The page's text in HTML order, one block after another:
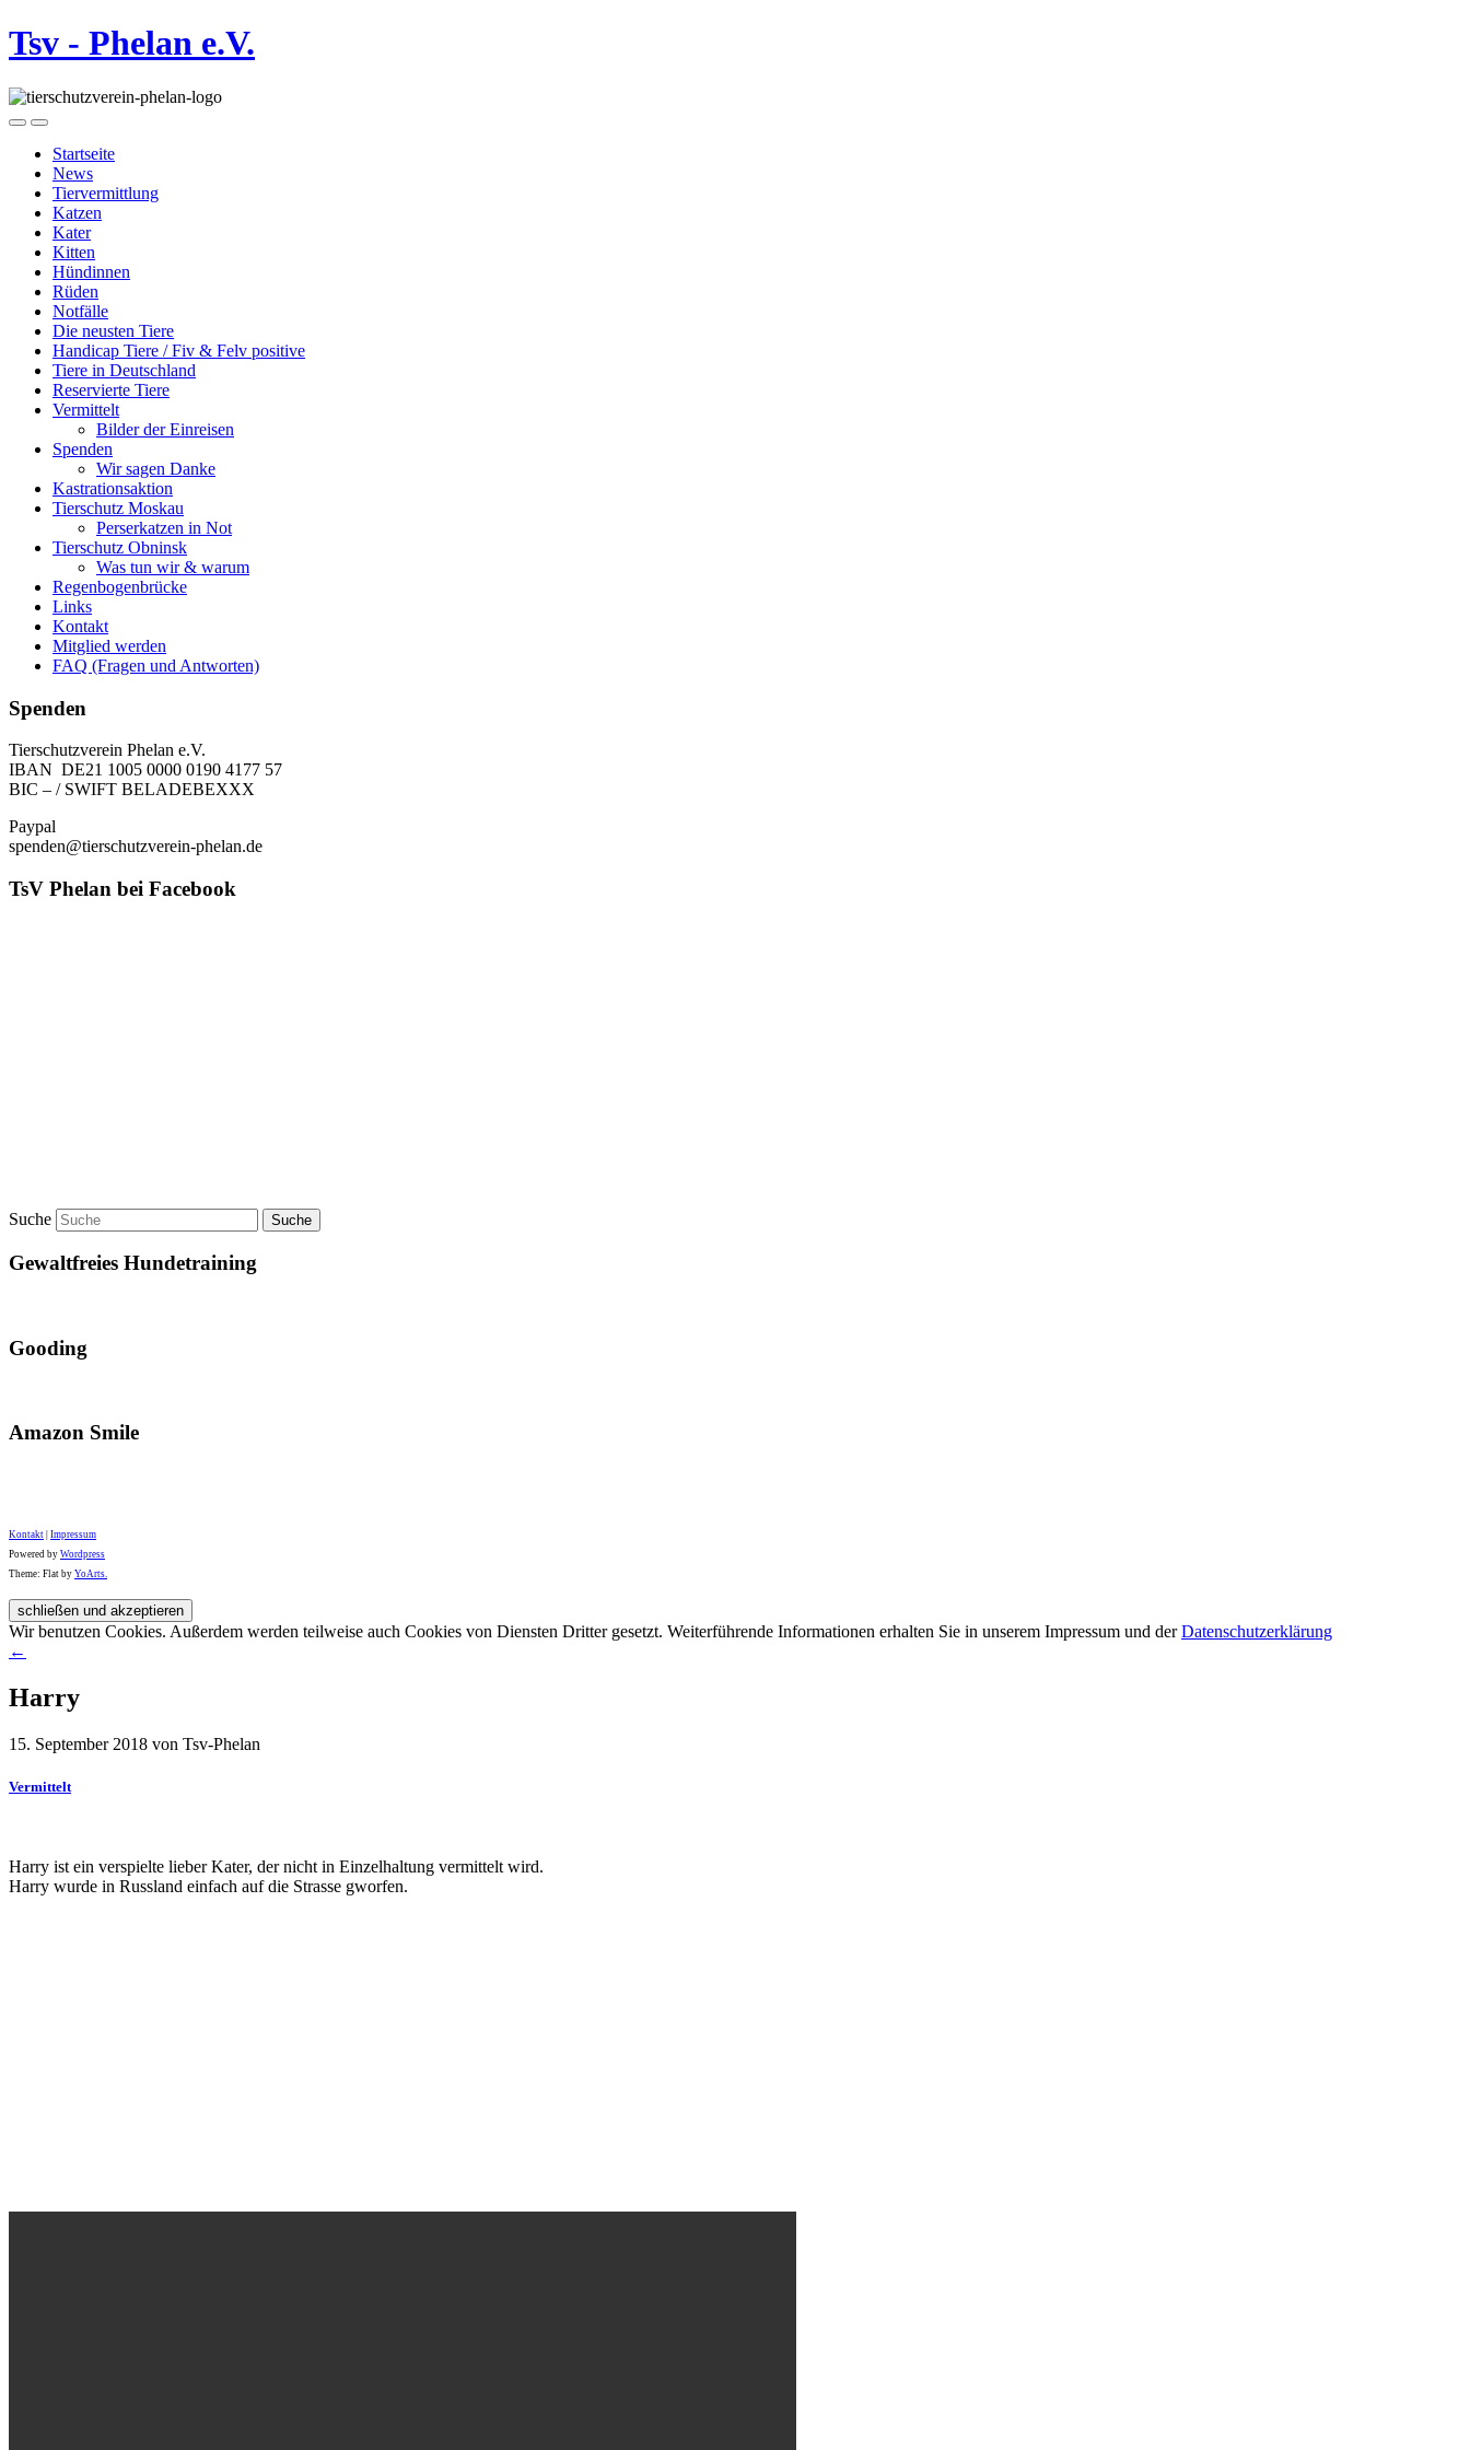
Tsv - Phelan e.V.
Startseite
News
Tiervermittlung
Katzen
Kater
Kitten
Hündinnen
Rüden
Notfälle
Die neusten Tiere
Handicap Tiere / Fiv & Felv positive
Tiere in Deutschland
Reservierte Tiere
Vermittelt
Bilder der Einreisen
Spenden
Wir sagen Danke
Kastrationsaktion
Tierschutz Moskau
Perserkatzen in Not
Tierschutz Obninsk
Was tun wir & warum
Regenbogenbrücke
Links
Kontakt
Mitglied werden
FAQ (Fragen und Antworten)
Spenden
Tierschutzverein Phelan e.V.
IBAN DE21 1005 0000 0190 4177 57
BIC – / SWIFT BELADEBEXXX
Paypal
spenden@tierschutzverein-phelan.de
TsV Phelan bei Facebook
Suche
Gewaltfreies Hundetraining
Gooding
Amazon Smile
Kontakt Impressum
Powered by Wordpress
Theme: Flat by YoArts.
Wir benutzen Cookies. Außerdem werden teilweise auch Cookies von Diensten Dritter gesetzt. Weiterführende Informationen erhalten Sie in unserem Impressum und derDatenschutzerklärung
←
Harry
15. September 2018 von Tsv-Phelan
Vermittelt
Harry ist ein verspielte lieber Kater, der nicht in Einzelhaltung vermittelt wird.
Harry wurde in Russland einfach auf die Strasse gworfen.